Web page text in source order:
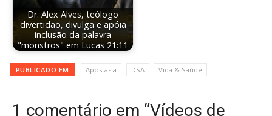
Dr. Alex Alves, teólogo
divertidão, divulga e apóia
inclusão da palavra
"monstros" em Lucas 21:11
PUBLICADO EM Apostasia DSA Vida & Saúde
1 comentário em “Vídeos de